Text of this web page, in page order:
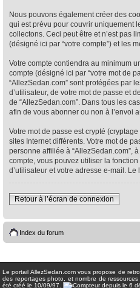
Nous pouvons également créer des
qui est prévu pour couvrir uniquement
collectons. Ceci peut être et n’est pas
(désigné ici par “votre compte”) et les
Votre compte contiendra au minimum
compte (désigné ici par “votre mot de
“AllezSedan.com” sont protégées par
d’utilisateur, de votre mot de passe et
de “AllezSedan.com”. Dans tous les
afin de vous abonner ou non à l’envoi
Votre mot de passe est crypté
sites Internet différents. Votre mot de
personne affiliée à “AllezSedan.com”,
compte, vous pouvez utiliser la
d’utilisateur et votre adresse e-mail.
Retour à l’écran de connexion
Index du forum
Le portail AllezSedan.com vous propose de
des reportages photo, et nombre de
été créé le 10/09/97.